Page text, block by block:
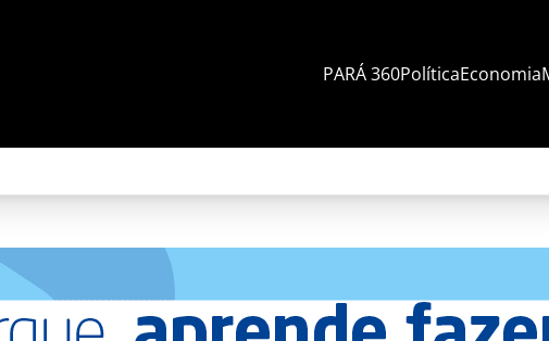
PARÁ 360PolíticaEconomia